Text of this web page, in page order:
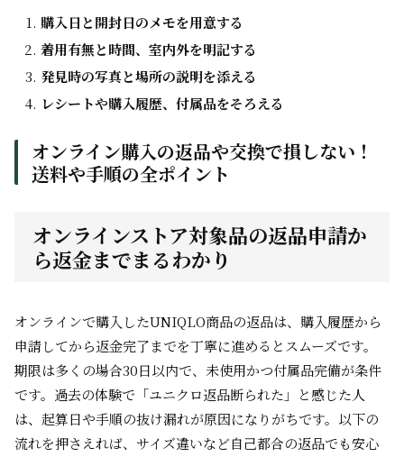
購入日と開封日のメモを用意する
着用有無と時間、室内外を明記する
発見時の写真と場所の説明を添える
レシートや購入履歴、付属品をそろえる
オンライン購入の返品や交換で損しない！
送料や手順の全ポイント
オンラインストア対象品の返品申請か
ら返金までまるわかり
オンラインで購入したUNIQLO商品の返品は、購入履歴から
申請してから返金完了までを丁寧に進めるとスムーズです。
期限は多くの場合30日以内で、未使用かつ付属品完備が条件
です。過去の体験で「ユニクロ返品断られた」と感じた人
は、起算日や手順の抜け漏れが原因になりがちです。以下の
流れを押さえれば、サイズ違いなど自己都合の返品でも安心